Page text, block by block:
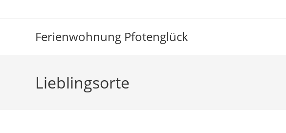
Ferienwohnung Pfotenglück
Lieblingsorte